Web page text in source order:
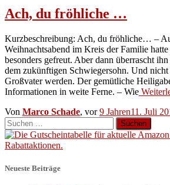
Ach, du fröhliche …
Kurzbeschreibung: Ach, du fröhliche… –
Weihnachtsabend im Kreis der Familie
besonders gefreut. Aber dann überrascht
dem zukünftigen Schwiegersohn. Und
Großvater werden. Der gemütliche
Informationen in weite Ferne. – Wie
Von Marco Schade, vor9 Jahren11. Juli
Suchen
nach:
Neueste Beiträge